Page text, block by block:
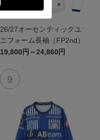
26/27オーセンティックユ
ニフォーム長袖（FP2nd）
19,800円～24,860円